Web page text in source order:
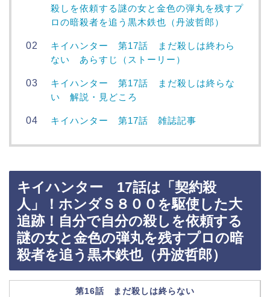
殺しを依頼する謎の女と金色の弾丸を残すプ
ロの暗殺者を追う黒木鉄也（丹波哲郎）
キイハンター 第17話 まだ殺しは終わら
ない あらすじ（ストーリー）
キイハンター 第17話 まだ殺しは終らな
い 解説・見どころ
キイハンター 第17話 雑誌記事
キイハンター 17話は「契約殺
人」！ホンダＳ８００を駆使した大
追跡！自分で自分の殺しを依頼する
謎の女と金色の弾丸を残すプロの暗
殺者を追う黒木鉄也（丹波哲郎）
第16話 まだ殺しは終らない